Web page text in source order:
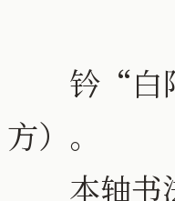
钤“白阳
方）。
本轴书法